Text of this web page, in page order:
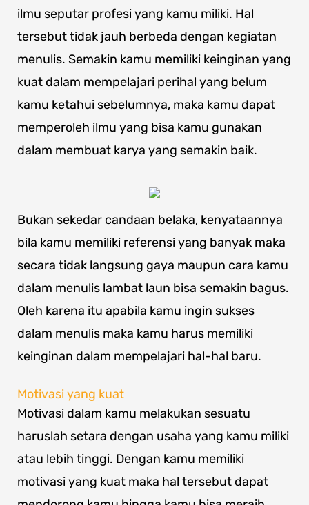
ilmu seputar profesi yang kamu miliki. Hal
tersebut tidak jauh berbeda dengan kegiatan
menulis. Semakin kamu memiliki keinginan yang
kuat dalam mempelajari perihal yang belum
kamu ketahui sebelumnya, maka kamu dapat
memperoleh ilmu yang bisa kamu gunakan
dalam membuat karya yang semakin baik.
Bukan sekedar candaan belaka, kenyataannya
bila kamu memiliki referensi yang banyak maka
secara tidak langsung gaya maupun cara kamu
dalam menulis lambat laun bisa semakin bagus.
Oleh karena itu apabila kamu ingin sukses
dalam menulis maka kamu harus memiliki
keinginan dalam mempelajari hal-hal baru.
Motivasi yang kuat
Motivasi dalam kamu melakukan sesuatu
haruslah setara dengan usaha yang kamu miliki
atau lebih tinggi. Dengan kamu memiliki
motivasi yang kuat maka hal tersebut dapat